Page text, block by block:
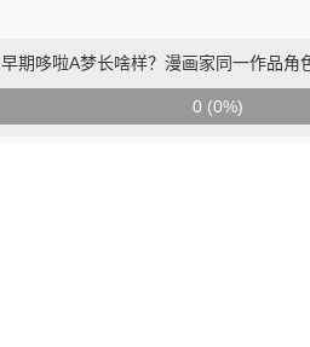
早期哆啦A梦长啥样？漫画家同一作品角
0 (0%)